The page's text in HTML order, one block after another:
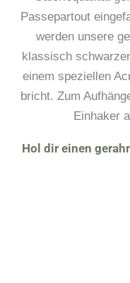
Passepartout
werden unsere
klassisch
einem speziellen
bricht. Zum
Einhaker
Hol dir einen